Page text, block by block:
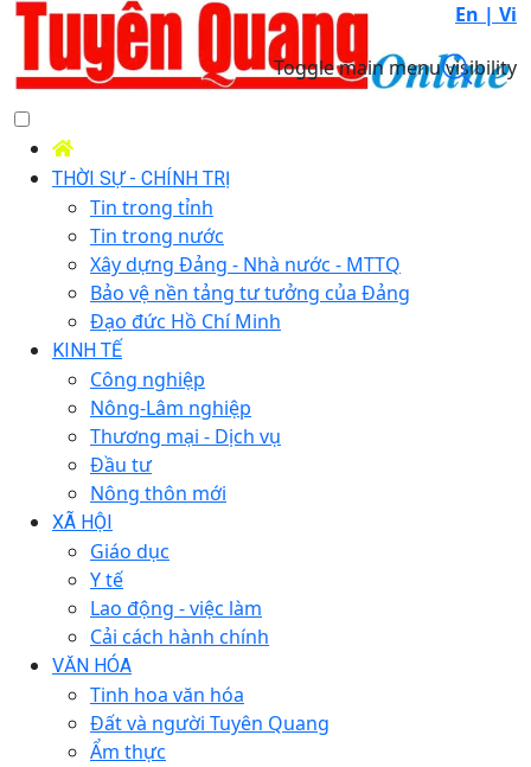
En | Vi
Toggle main menu visibility
THỜI SỰ - CHÍNH TRỊ
Tin trong tỉnh
Tin trong nước
Xây dựng Đảng - Nhà nước - MTTQ
Bảo vệ nền tảng tư tưởng của Đảng
Đạo đức Hồ Chí Minh
KINH TẾ
Công nghiệp
Nông-Lâm nghiệp
Thương mại - Dịch vụ
Đầu tư
Nông thôn mới
XÃ HỘI
Giáo dục
Y tế
Lao động - việc làm
Cải cách hành chính
VĂN HÓA
Tinh hoa văn hóa
Đất và người Tuyên Quang
Ẩm thực